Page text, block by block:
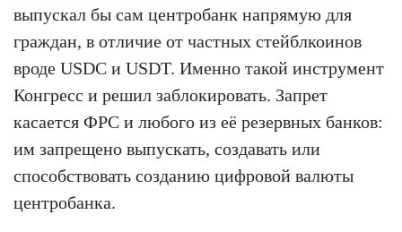
выпускал бы сам центробанк напрямую для
граждан, в отличие от частных стейблкоинов
вроде USDC и USDT. Именно такой инструмент
Конгресс и решил заблокировать. Запрет
касается ФРС и любого из её резервных банков:
им запрещено выпускать, создавать или
способствовать созданию цифровой валюты
центробанка.